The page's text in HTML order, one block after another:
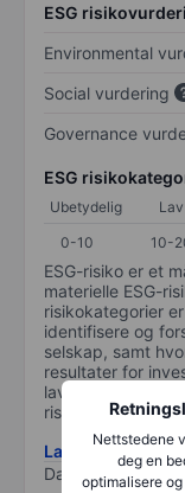
Nettstedene
deg en
optimalisere
ESG
Environmental
Social vurdering
Governance
ESG
Ubetydelig Lav
0-10
10-
ESG-risiko er et
materielle ESG-
risikokategorier
identifisere og
selskap, samt
resultater for
lavere plassering
risiko og 100
Last ned
Data levert av